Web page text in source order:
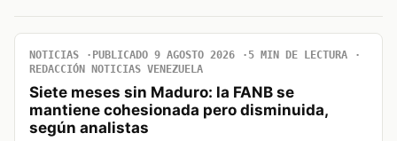
NOTICIAS PUBLICADO 9 AGOSTO 2026
5 MIN DE LECTURA
REDACCIÓN NOTICIAS VENEZUELA
Siete meses sin Maduro: la FANB se
mantiene cohesionada pero disminuida,
según analistas